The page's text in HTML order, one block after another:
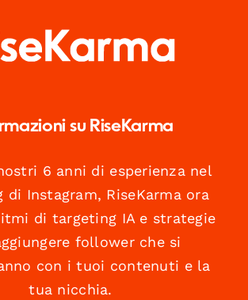
su RiseKarma
6 anni di esperienza nel
di Instagram, RiseKarma ora
di targeting IA e strategie
follower che si
con i tuoi contenuti e la
tua nicchia.